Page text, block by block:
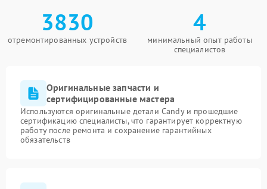
3830
отремонтированных устройств
4
минимальный опыт работы
специалистов
Оригинальные запчасти и
сертифицированные мастера
Используются оригинальные детали Candy и прошедшие
сертификацию специалисты, что гарантирует корректную
работу после ремонта и сохранение гарантийных
обязательств